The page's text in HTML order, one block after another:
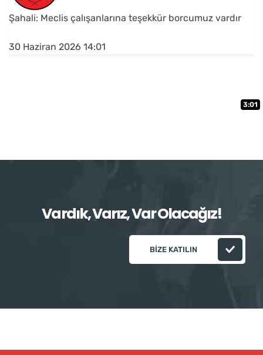
3:01
Şahali: Meclis çalışanlarına teşekkür borcumuz vardır
30 Haziran 2026 14:01
Vardık, Varız, Var Olacağız!
BIZE KATILIN